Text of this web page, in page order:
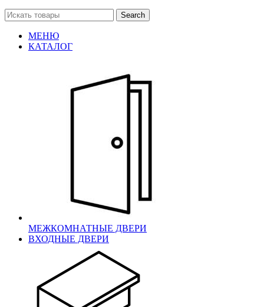
Search
МЕНЮ
КАТАЛОГ
МЕЖКОМНАТНЫЕ ДВЕРИ
ВХОДНЫЕ ДВЕРИ